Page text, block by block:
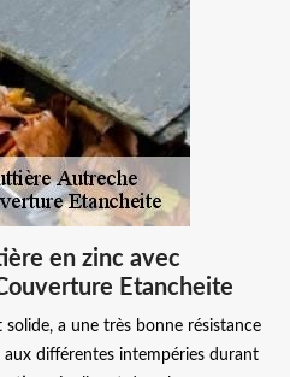
en zinc avec
Etancheite
a une très bonne résistance
différentes intempéries durant